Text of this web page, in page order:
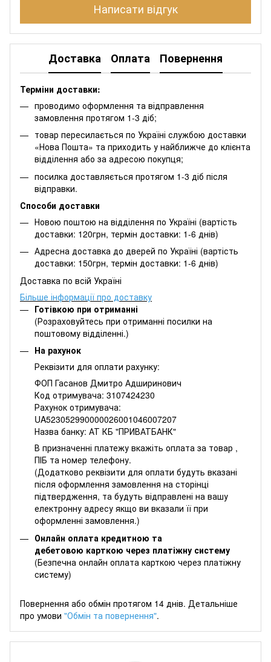
Написати відгук
Доставка Оплата Повернення
Терміни доставки:
проводимо оформлення та відправлення
замовлення протягом 1-3 діб;
товар пересилається по Україні службою доставки
«Нова Пошта» та приходить у найближче до клієнта
відділення або за адресою покупця;
посилка доставляється протягом 1-3 діб після
відправки.
Способи доставки
Новою поштою на відділення по Україні (вартість
доставки: 120грн, термін доставки: 1-6 днів)
Адресна доставка до дверей по Україні (вартість
доставки: 150грн, термін доставки: 1-6 днів)
Доставка по всій Україні
Більше інформації про доставку
Готівкою при отриманні
(Розраховуйтесь при отриманні посилки на
поштовому відділенні.)
На рахунок
Реквізити для оплати рахунку:
ФОП Гасанов Дмитро Адширинович
Код отримувача: 3107424230
Рахунок отримувача:
UA523052990000026001046007207
Назва банку: АТ КБ "ПРИВАТБАНК"
В призначенні платежу вкажіть оплата за товар ,
ПІБ та номер телефону.
(Додатково реквізити для оплати будуть вказані
після оформлення замовлення на сторінці
підтвердження, та будуть відправлені на вашу
електронну адресу якщо ви вказали її при
оформленні замовлення.)
Онлайн оплата кредитною та
дебетовою карткою через платіжну систему
(Безпечна онлайн оплата карткою через платіжну
систему)
Повернення або обмін протягом 14 днів. Детальніше
про умови "Обмін та повернення".